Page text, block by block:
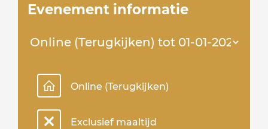
Evenement informatie
Online (Terugkijken)
Exclusief maaltijd